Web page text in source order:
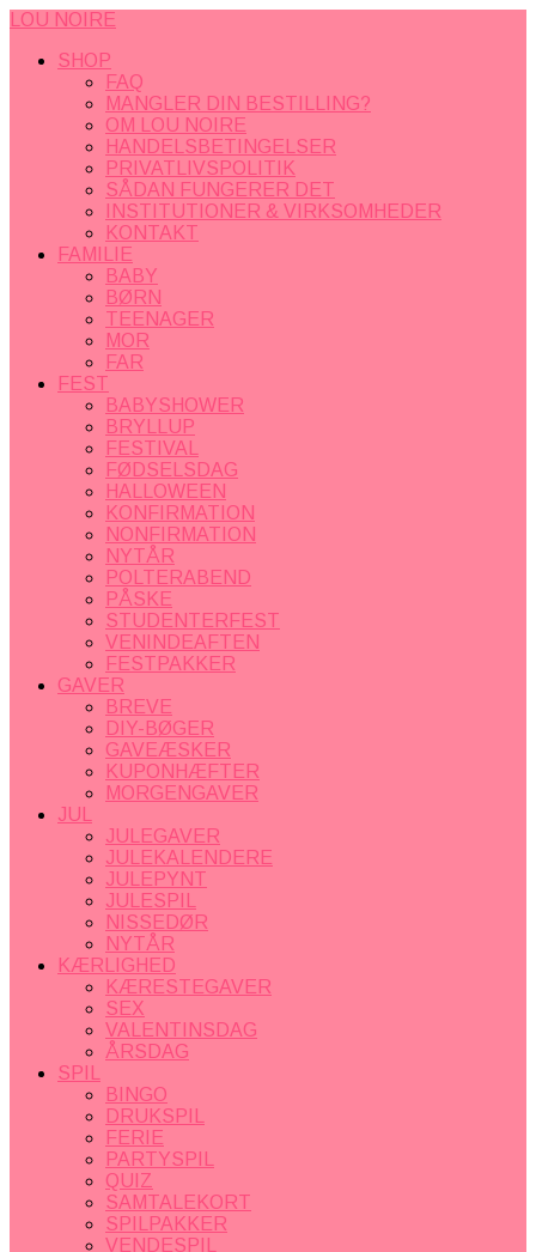
LOU NOIRE
SHOP
FAQ
MANGLER DIN BESTILLING?
OM LOU NOIRE
HANDELSBETINGELSER
PRIVATLIVSPOLITIK
SÅDAN FUNGERER DET
INSTITUTIONER & VIRKSOMHEDER
KONTAKT
FAMILIE
BABY
BØRN
TEENAGER
MOR
FAR
FEST
BABYSHOWER
BRYLLUP
FESTIVAL
FØDSELSDAG
HALLOWEEN
KONFIRMATION
NONFIRMATION
NYTÅR
POLTERABEND
PÅSKE
STUDENTERFEST
VENINDEAFTEN
FESTPAKKER
GAVER
BREVE
DIY-BØGER
GAVEÆSKER
KUPONHÆFTER
MORGENGAVER
JUL
JULEGAVER
JULEKALENDERE
JULEPYNT
JULESPIL
NISSEDØR
NYTÅR
KÆRLIGHED
KÆRESTEGAVER
SEX
VALENTINSDAG
ÅRSDAG
SPIL
BINGO
DRUKSPIL
FERIE
PARTYSPIL
QUIZ
SAMTALEKORT
SPILPAKKER
VENDESPIL